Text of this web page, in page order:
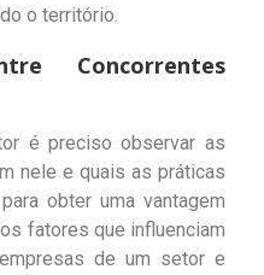
o território.
Concorrentes
é preciso observar as
nele e quais as práticas
obter uma vantagem
fatores que influenciam
de um setor e